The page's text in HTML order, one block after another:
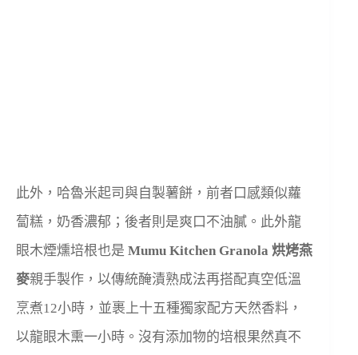
此外，哈魯米起司與自製薯餅，前者口感類似蘿
蔔糕，奶香濃郁；後者則是爽口不油膩。此外龍
眼木煙燻培根也是 Mumu Kitchen Granola 烘烤燕
麥親手製作，以傳統醃漬熟成法再搭配真空低溫
烹煮12小時，並裹上十五種獨家配方天然香料，
以龍眼木熏一小時。沒有添加物的培根果然真不